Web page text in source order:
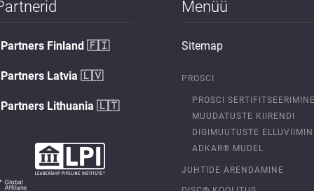
Finland 🇫🇮
Latvia 🇱🇻
Lithuania 🇱🇹
Menüü
Sitemap
PROSCI
PROSCI SERTIFITSEERIMINE
MUUDATUSTE KIIRENDI
DIGIMUUTUSTE
ADKAR® MUDEL
JUHTIDE ARENDAMINE